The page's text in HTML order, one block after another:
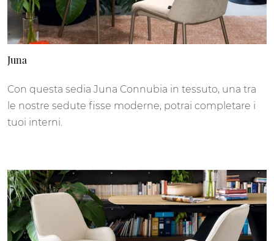
Juna
Con questa sedia Juna Connubia in tessuto, una tra
le nostre sedute fisse moderne, potrai completare i
tuoi interni.